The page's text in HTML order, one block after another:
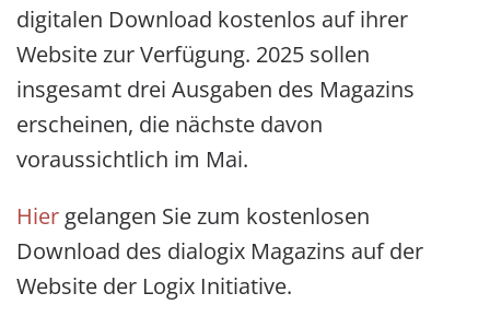
digitalen Download kostenlos auf ihrer
Website zur Verfügung. 2025 sollen
insgesamt drei Ausgaben des Magazins
erscheinen, die nächste davon
voraussichtlich im Mai.
Hier gelangen Sie zum kostenlosen
Download des dialogix Magazins auf der
Website der Logix Initiative.